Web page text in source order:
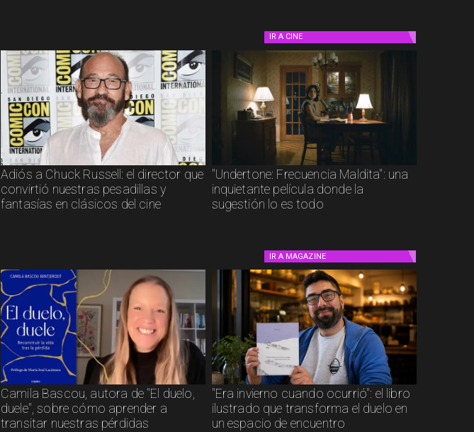
IR A CINE
Adiós a Chuck Russell: el director que
convirtió nuestras pesadillas y
fantasías en clásicos del cine
"Undertone: Frecuencia Maldita": una
inquietante película donde la
sugestión lo es todo
IR A MAGAZINE
Camila Bascou, autora de "El duelo,
duele", sobre cómo aprender a
transitar nuestras pérdidas
"Era invierno cuando ocurrió": el libro
ilustrado que transforma el duelo en
un espacio de encuentro